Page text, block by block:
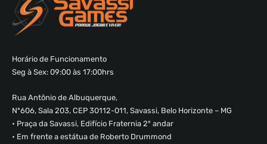
Horário de Funcionamento
Seg à Sex: 09:00 às 17:00hrs
Rua Antônio de Albuquerque,
Nº606, Sala 203, CEP 30112-011, Savassi, Belo Horizonte – MG
• Praça da Savassi, Edifício Fraternia 2º andar
• Em frente a estátua de Roberto Drummond